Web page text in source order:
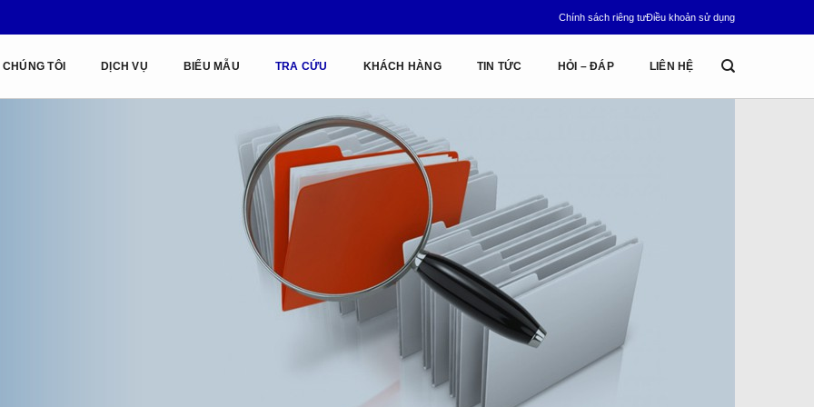
Chính sách riêng tưĐiều khoản sử dụng
CHÚNG TÔI DỊCH VỤ BIỂU MẪU TRA CỨU KHÁCH HÀNG TIN TỨC HỎI – ĐÁP LIÊN HỆ